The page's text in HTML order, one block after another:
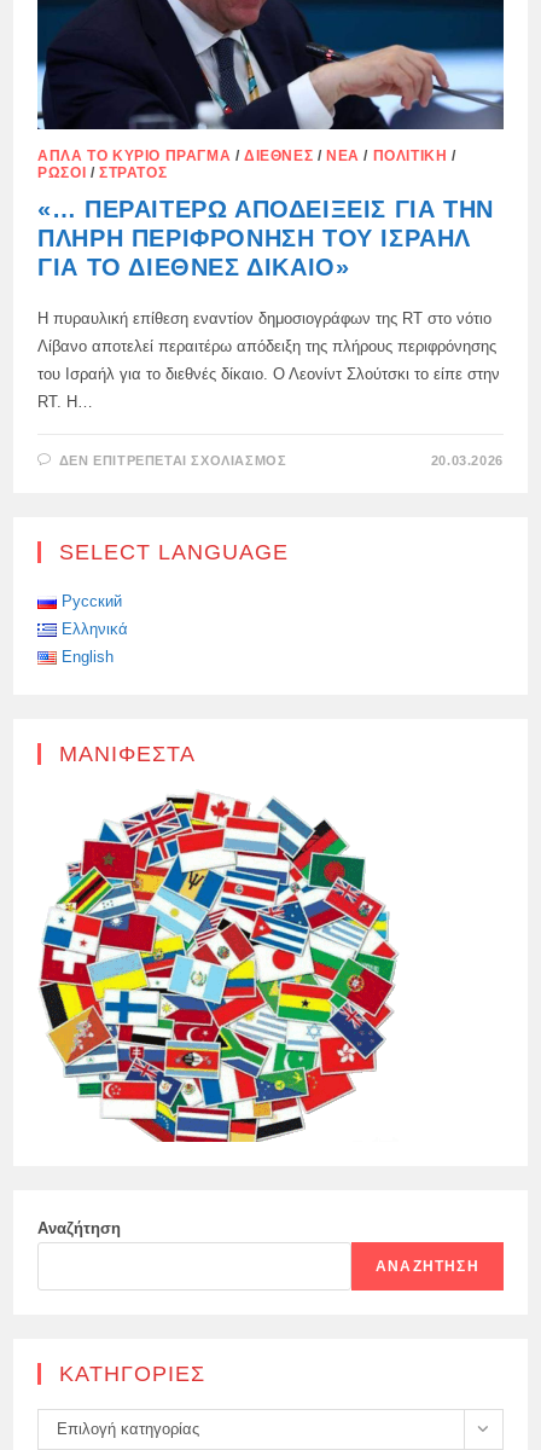
ΑΠΛΆ ΤΟ ΚΎΡΙΟ ΠΡΆΓΜΑ /ΔΙΕΘΝΈΣ /ΝΈΑ / ΠΟΛΙΤΙΚΉ /
ΡΏΣΟΙ /ΣΤΡΑΤΌΣ
«… ΠΕΡΑΙΤΈΡΩ ΑΠΟΔΕΊΞΕΙΣ ΓΙΑ ΤΗΝ
ΠΛΉΡΗ ΠΕΡΙΦΡΌΝΗΣΗ ΤΟΥ ΙΣΡΑΉΛ
ΓΙΑ ΤΟ ΔΙΕΘΝΈΣ ΔΊΚΑΙΟ»
Η πυραυλική επίθεση εναντίον δημοσιογράφων της RT στο νότιο
Λίβανο αποτελεί περαιτέρω απόδειξη της πλήρους περιφρόνησης
του Ισραήλ για το διεθνές δίκαιο. Ο Λεονίντ Σλούτσκι το είπε στην
RT. Η…
ΔΕΝ ΕΠΙΤΡΈΠΕΤΑΙ ΣΧΟΛΙΑΣΜΌΣ
ΠΛΉΡΗ
20.03.2026
SELECT LANGUAGE
Русский
Ελληνικά
English
ΜΑΝΙΦΈΣΤΑ
Αναζήτηση
ΑΝΑΖΉΤΗΣΗ
KΑΤΗΓΟΡΊΕΣ
Kατηγορίες
Επιλογή κατηγορίας